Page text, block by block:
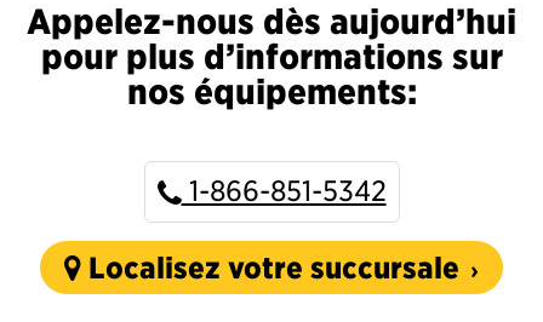
Appelez-nous dès aujourd’hui
pour plus d’informations sur
nos équipements:
1-866-851-5342
Localisez votre succursale